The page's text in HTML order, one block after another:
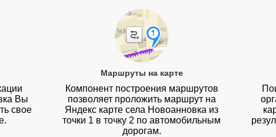
Вы
свое
Маршруты на карте
Компонент построения маршрутов
позволяет проложить маршрут на
Яндекс карте села Новоанновка из
точки 1 в точку 2 по автомобильным
дорогам.